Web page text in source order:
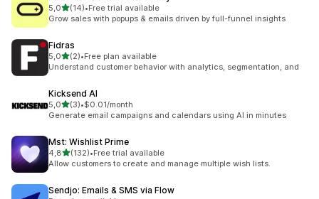
5,0/ 5 tähteä
(14)
14 arvostelua yhteensä
•Free trial available
Grow sales with popups & emails driven by full-funnel insights
Fidras
5,0/ 5 tähteä
(2)
2 arvostelua yhteensä
•Free plan available
Understand customer behavior with analytics, segmentation, and
Kicksend AI
5,0/ 5 tähteä
(3)
3 arvostelua yhteensä
•$0.01/month
Generate email campaigns and calendars using AI in minutes
Mst: Wishlist Prime
4,8/ 5 tähteä
(132)
132 arvostelua yhteensä
•Free trial available
Allow customers to create and manage multiple wish lists.
Sendjo: Emails & SMS via Flow